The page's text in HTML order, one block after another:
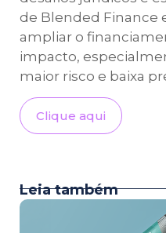
de Blended Finance
ampliar o
impacto,
maior risco e baixa
Clique aqui
Leia também